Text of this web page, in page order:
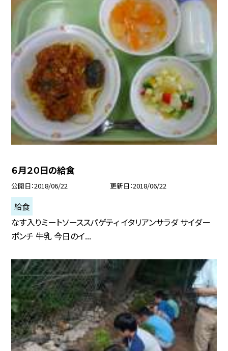
６月２０日の給食
公開日 2018/06/22 更新日 2018/06/22
給食
なす入りミートソーススパゲティ イタリアンサラダ サイダー
ポンチ 牛乳 今日のイ...